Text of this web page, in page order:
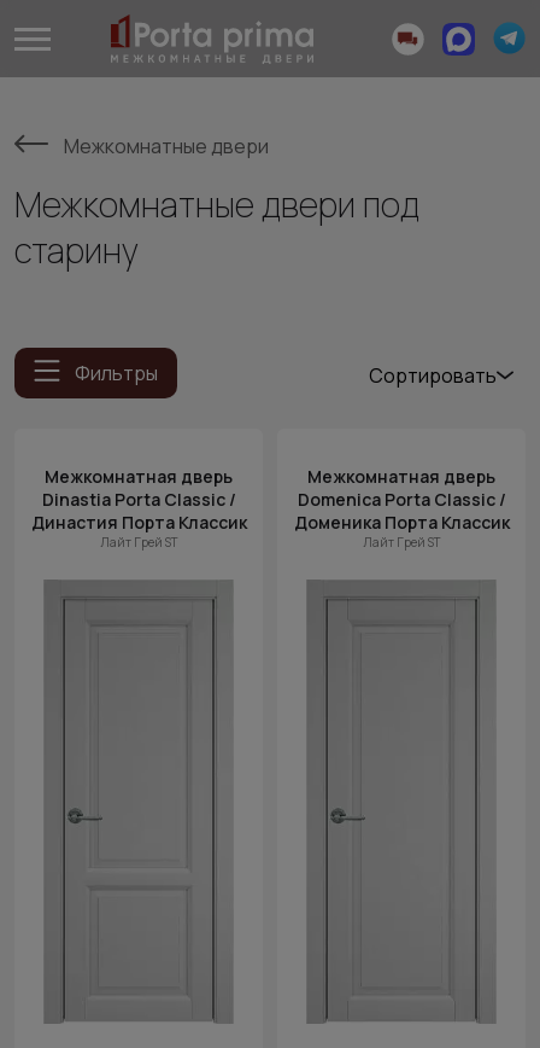
Межкомнатные двери
Межкомнатные двери под
старину
Фильтры
Сортировать
(возр.)
Цена (убыв.)
Cначала
новинки
Межкомнатная дверь
Dinastia Porta Classic /
Династия Порта Классик
Лайт Грей ST
Межкомнатная дверь
Domenica Porta Classic /
Доменика Порта Классик
Лайт Грей ST